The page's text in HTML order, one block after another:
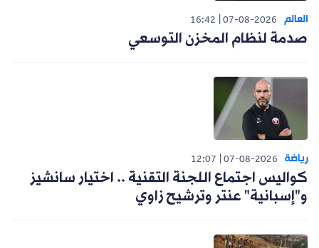
العالم 07-08-2026
16:42
صدمة لنظام المخزن التوسعي
رياضة 07-08-2026
12:07
كواليس اجتماع اللجنة التقنية .. اختيار سانشيز
و"إسبانية" عنتر وترشيح زاوي